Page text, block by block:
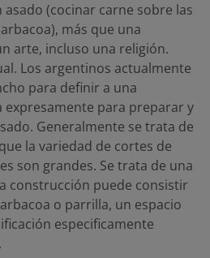
asado (cocinar carne sobre las
más que una
arte, incluso una religión.
Los argentinos actualmente
para definir a una
para preparar y
Generalmente se trata de
la variedad de cortes de
son grandes. Se trata de una
construcción puede consistir
o parrilla, un espacio
especificamente